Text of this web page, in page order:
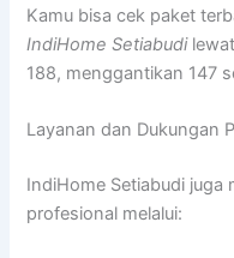
Kamu bisa cek paket
IndiHome Setiabudi
188, menggantikan 147
Layanan dan Dukungan
IndiHome Setiabudi juga
profesional melalui: